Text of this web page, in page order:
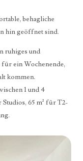
behagliche
hin geöffnet sind.
ruhiges und
für ein Wochenende,
kommen.
1 und 4
Studios, 65 m² für T2-